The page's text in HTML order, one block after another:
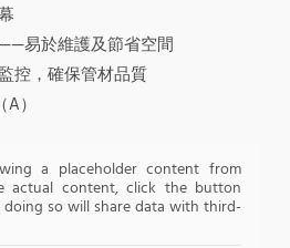
易於維護及節省空間
控，確保管材品質
）
a placeholder content from
actual content, click the button
doing so will share data with third-